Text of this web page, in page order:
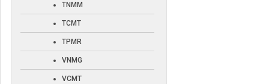
TNMM
TCMT
TPMR
VNMG
VCMT